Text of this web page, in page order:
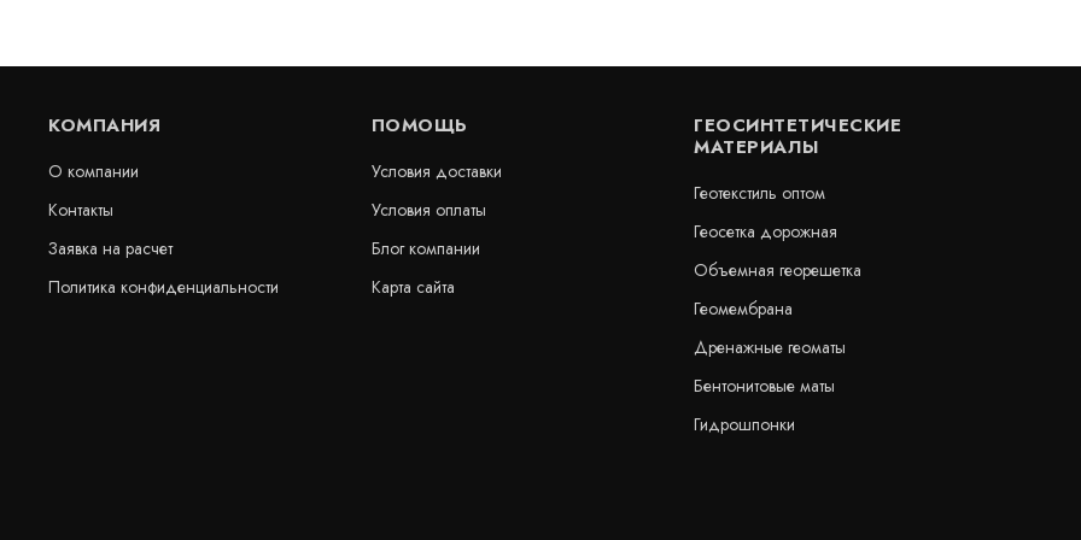
Полиэфирная геосетка ПC 40/40-40 (500)
хайвей
КУПИТЬ
Геосетка АСФАЛЬТ-П 80х80
цена по запросу
КОМПАНИЯ
О компании
Контакты
Заявка на расчет
Политика конфиденциальности
ПОМОЩЬ
Условия доставки
Условия оплаты
Блог компании
Карта сайта
ГЕОСИНТЕТИЧЕСКИЕ
МАТЕРИАЛЫ
Геотекстиль оптом
Геосетка дорожная
Объемная георешетка
Геомембрана
Дренажные геоматы
Бентонитовые маты
Гидрошпонки